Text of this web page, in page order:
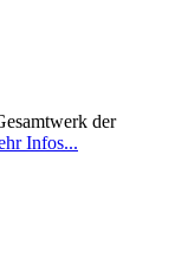
der
Infos...